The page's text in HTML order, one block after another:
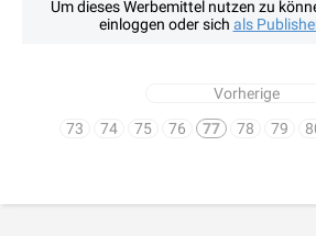
Um dieses Werbemittel nutzen zu
einloggen oder sich als
Vorherige
73
74 75 76 77 78 79